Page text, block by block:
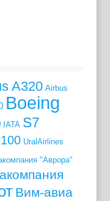
A320 Airbus
Boeing
IATA S7
UralAirlines
"Аврора"
Вим-авиа